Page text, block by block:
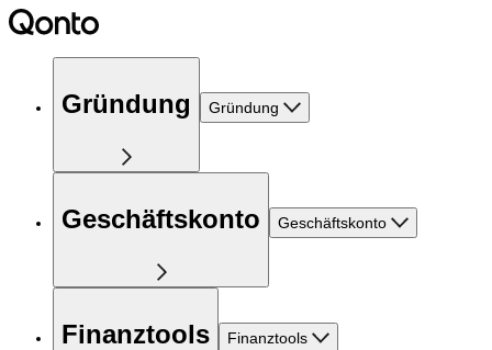
Gründung Gründung
Geschäftskonto Geschäftskonto
Finanztools Finanztools